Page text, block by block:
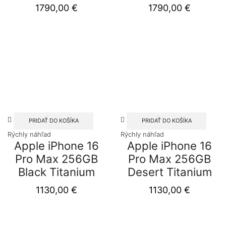
1790,00 € 1790,00 €
PRIDAŤ DO KOŠÍKA
Rýchly náhľad
Apple iPhone 16
Pro Max 256GB
Black Titanium
1130,00 €
PRIDAŤ DO KOŠÍKA
Rýchly náhľad
Apple iPhone 16
Pro Max 256GB
Desert Titanium
1130,00 €